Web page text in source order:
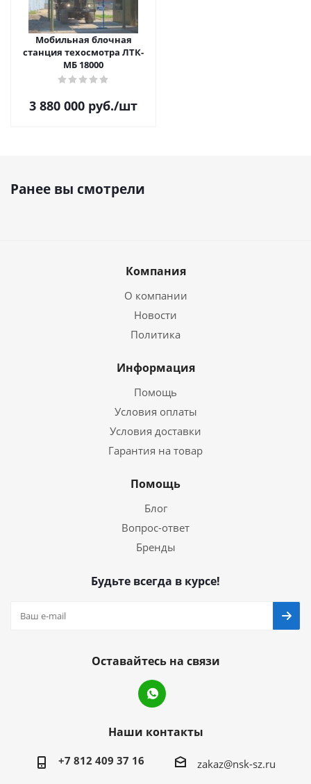
Мобильная блочная
станция техосмотра ЛТК-
МБ 18000
3 880 000 руб./шт
Ранее вы смотрели
Компания
О компании
Новости
Политика
Информация
Помощь
Условия оплаты
Условия доставки
Гарантия на товар
Помощь
Блог
Вопрос-ответ
Бренды
Будьте всегда в курсе!
Оставайтесь на связи
Наши контакты
+7 812 409 37 16 zakaz@nsk-sz.ru